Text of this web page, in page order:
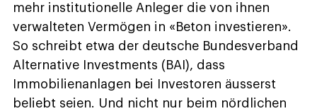
mehr institutionelle Anleger die von ihnen
verwalteten Vermögen in «Beton investieren».
So schreibt etwa der deutsche Bundesverband
Alternative Investments (BAI), dass
Immobilienanlagen bei Investoren äusserst
beliebt seien. Und nicht nur beim nördlichen